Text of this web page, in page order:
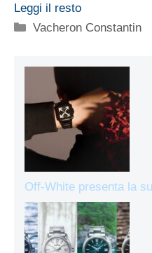
Leggi il resto
Categorie
Vacheron Constantin
Off-White presenta la